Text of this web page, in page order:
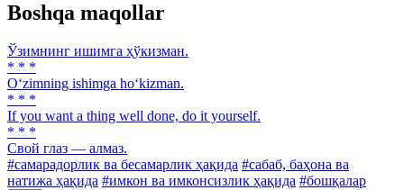
Boshqa maqollar
Ўзимнинг ишимга ҳўкизман.
* * *
O‘zimning ishimga ho‘kizman.
* * *
If you want a thing well done, do it yourself.
* * *
Свой глаз — алмаз.
#самарадорлик ва бесамарлик ҳақида #сабаб, баҳона ва
натижа ҳақида #имкон ва имконсизлик ҳақида #бошқалар